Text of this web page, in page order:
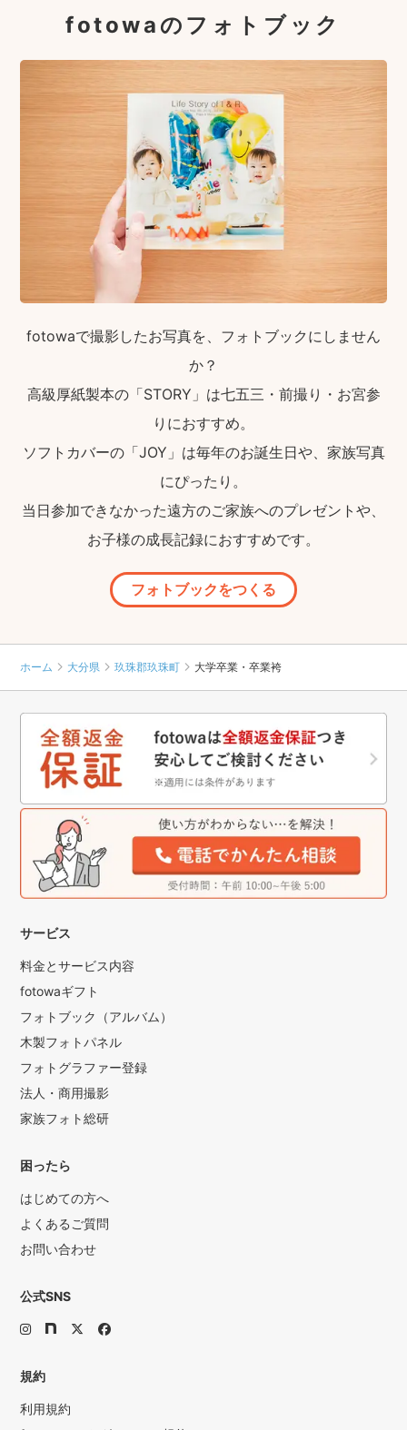
fotowaのフォトブック
fotowaで撮影したお写真を、フォトブックにしません
か？
高級厚紙製本の「STORY」は七五三・前撮り・お宮参
りにおすすめ。
ソフトカバーの「JOY」は毎年のお誕生日や、家族写真
にぴったり。
当日参加できなかった遠方のご家族へのプレゼントや、
お子様の成長記録におすすめです。
フォトブックをつくる
ホーム 大分県 玖珠郡玖珠町 大学卒業・卒業袴
サービス
料金とサービス内容
fotowaギフト
フォトブック（アルバム）
木製フォトパネル
フォトグラファー登録
法人・商用撮影
家族フォト総研
困ったら
はじめての方へ
よくあるご質問
お問い合わせ
公式SNS
規約
利用規約